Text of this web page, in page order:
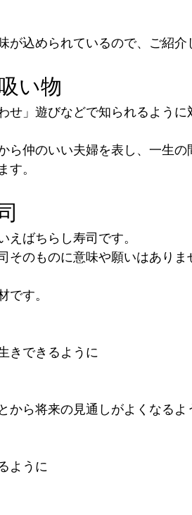
が込められているので、ご紹介
い物
せ」遊びなどで知られるよう
ら仲のいい夫婦を表し、一生
す。
えばちらし寿司です。
そのものに意味や願いはあり
です。
きできるように
から将来の見通しがよくなるよ
ように